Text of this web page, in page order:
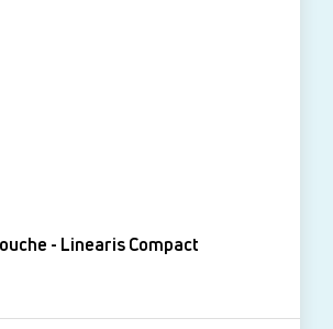
Caniveau de douche - Linearis Compact